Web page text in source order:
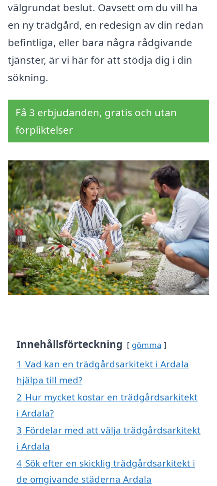
välgrundat beslut. Oavsett om du vill ha
en ny trädgård, en redesign av din redan
befintliga, eller bara några rådgivande
tjänster, är vi här för att stödja dig i din
sökning.
Få 3 erbjudanden, gratis och utan
förpliktelser
Innehållsförteckning gömma
1 Vad kan en trädgårdsarkitekt i Ardala
hjälpa till med?
2 Hur mycket kostar en trädgårdsarkitekt
i Ardala?
3 Fördelar med att välja trädgårdsarkitekt
i Ardala
4 Sök efter en skicklig trädgårdsarkitekt i
de omgivande städerna Ardala